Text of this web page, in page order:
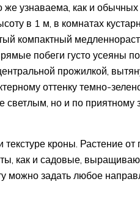
узнаваема, как и
в 1 м, в комнатах
компактный
побеги густо усеяны
прожилкой,
оттенку темно-
но и по приятному
кроны. Растение от
как и садовые,
можно задать любое